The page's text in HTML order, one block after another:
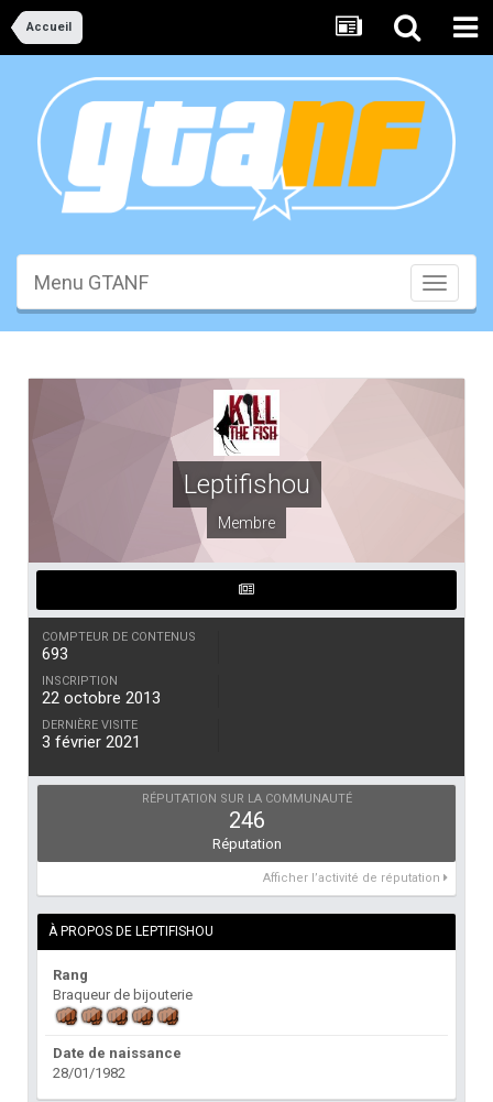
Accueil
Toggle
Menu GTANF
Leptifishou
Membre
COMPTEUR DE CONTENUS
693
INSCRIPTION
22 octobre 2013
DERNIÈRE VISITE
3 février 2021
RÉPUTATION SUR LA COMMUNAUTÉ
246
Réputation
Afficher l’activité de réputation
À PROPOS DE LEPTIFISHOU
Rang
Braqueur de bijouterie
Date de naissance
28/01/1982